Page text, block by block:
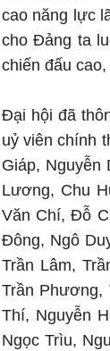
cao năng lực
cho Đảng ta
chiến đấu
Đại hội đã
uỷ viên chính
Giáp, Nguyễn
Lương, Chu
Văn Chí, Đỗ
Đông, Ngô
Trần Lâm,
Trần Phương,
Thí, Nguyễn
Ngọc Trìu,